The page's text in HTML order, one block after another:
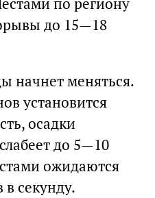
до 15—18
начнет меняться.
установится
осадки
до 5—10
ожидаются
секунду.